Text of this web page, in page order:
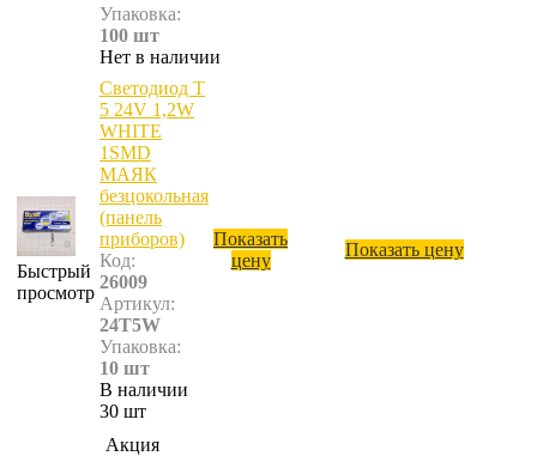
Упаковка:
100 шт
Нет в наличии
Быстрый
просмотр
Светодиод T
5 24V 1,2W
WHITE
1SMD
МАЯК
безцокольная
(панель
приборов)
Код:
26009
Артикул:
24T5W
Упаковка:
10 шт
В наличии
30 шт
Показать
цену
Показать цену
Акция